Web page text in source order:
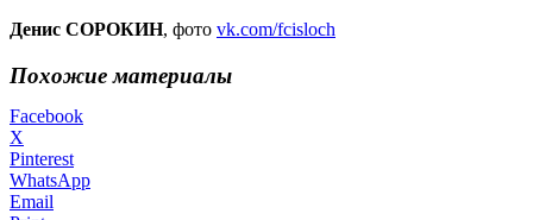
Денис СОРОКИН, фото vk.com/fcisloch
Похожие материалы
Facebook
X
Pinterest
WhatsApp
Email